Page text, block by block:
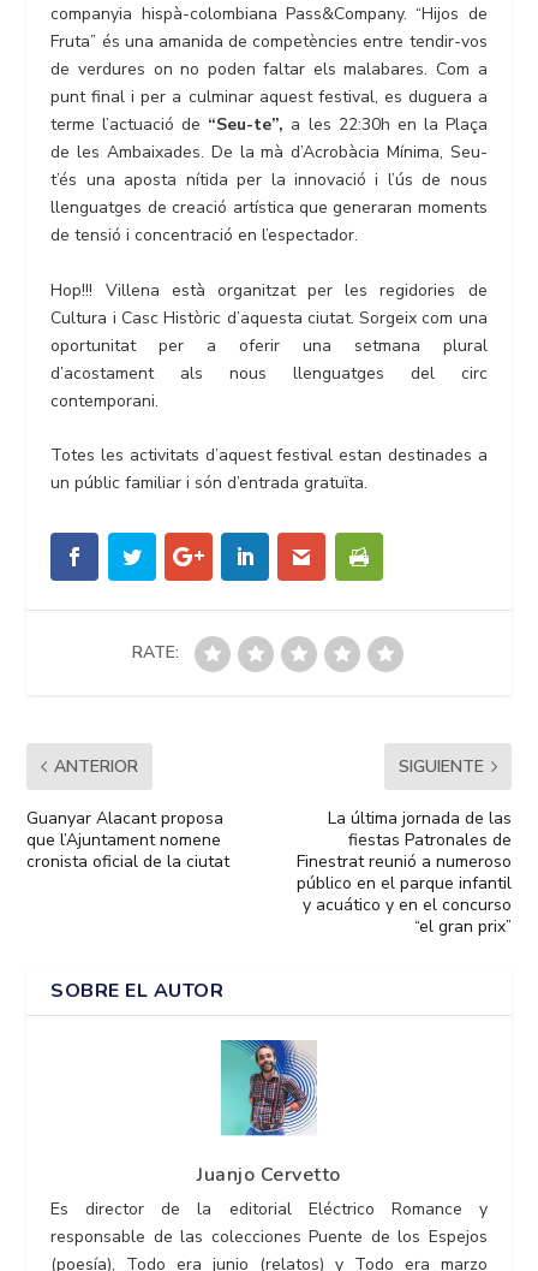
companyia hispà-colombiana Pass&Company. “Hijos de
Fruta” és una amanida de competències entre tendir-vos
de verdures on no poden faltar els malabares. Com a
punt final i per a culminar aquest festival, es duguera a
terme l’actuació de “Seu-te”, a les 22:30h en la Plaça
de les Ambaixades. De la mà d’Acrobàcia Mínima, Seu-
t’és una aposta nítida per la innovació i l’ús de nous
llenguatges de creació artística que generaran moments
de tensió i concentració en l’espectador.
Hop!!! Villena està organitzat per les regidories de
Cultura i Casc Històric d’aquesta ciutat. Sorgeix com una
oportunitat per a oferir una setmana plural
d’acostament als nous llenguatges del circ
contemporani.
Totes les activitats d’aquest festival estan destinades a
un públic familiar i són d’entrada gratuïta.
RATE:
ANTERIOR
Guanyar Alacant proposa
que l’Ajuntament nomene
cronista oficial de la ciutat
SIGUIENTE
La última jornada de las
fiestas Patronales de
Finestrat reunió a numeroso
público en el parque infantil
y acuático y en el concurso
“el gran prix”
SOBRE EL AUTOR
Juanjo Cervetto
Es director de la editorial Eléctrico Romance y
responsable de las colecciones Puente de los Espejos
(poesía), Todo era junio (relatos) y Todo era marzo